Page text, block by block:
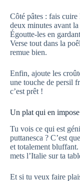
Côté pâtes : fais cuire
deux minutes avant
Égoutte-les en
Verse tout dans la
remue bien.
Enfin, ajoute les
une touche de persil
c’est prêt !
Un plat qui en
Tu vois ce qui est
puttanesca ? C’est
et totalement
mets l’Italie sur ta
Et si tu veux faire